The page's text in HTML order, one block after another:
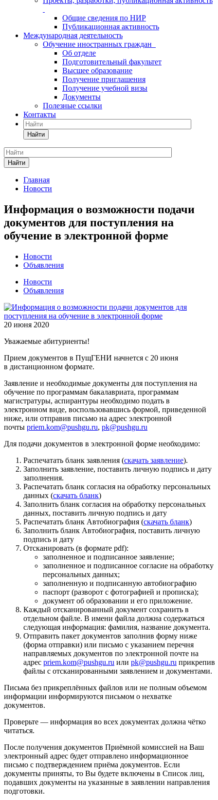
Общие сведения по НИР
Публикационная активность
Международная деятельность
Обучение иностранных граждан
Об отделе
Подготовительный факультет
Высшее образование
Получение приглашения
Получение учебной визы
Документы
Полезные ссылки
Контакты
Найти
Найти
Главная
Новости
Информация о возможности подачи
документов для поступления на
обучение в электронной форме
Новости
Объявления
Новости
Объявления
20 июня 2020
Уважаемые абитуриенты!
Прием документов в ПущГЕНИ начнется с 20 июня
в дистанционном формате.
Заявление и необходимые документы для поступления на
обучение по программам бакалавриата, программам
магистратуры, аспирантуры необходимо подать в
электронном виде, воспользовавшись формой, приведенной
ниже, или отправив письмо на адрес электронной
почты priem.kom@pushgu.ru, pk@pushgu.ru
Для подачи документов в электронной форме необходимо:
Распечатать бланк заявления (скачать заявление).
Заполнить заявление, поставить личную подпись и дату
заполнения.
Распечатать бланк согласия на обработку персональных
данных (скачать бланк)
Заполнить бланк согласия на обработку персональных
данных, поставить личную подпись и дату
Распечатать бланк Автобиография (скачать бланк)
Заполнить бланк Автобиография, поставить личную
подпись и дату
Отсканировать (в формате pdf):
заполненное и подписанное заявление;
заполненное и подписанное согласие на обработку
персональных данных;
заполненную и подписанную автобиографию
паспорт (разворот с фотографией и прописка);
документ об образовании и его приложение.
Каждый отсканированный документ сохранить в
отдельном файле. В имени файла должна содержаться
следующая информация: фамилия, название документа.
Отправить пакет документов заполнив форму ниже
(форма отправки) или письмо с указанием перечня
направляемых документов по электронной почте на
адрес priem.kom@pushgu.ru или pk@pushgu.ru прикрепив
файлы с отсканированными заявлением и документами.
Письма без прикреплённых файлов или не полным объемом
информации информируются письмом о нехватке
документов.
Проверьте — информация во всех документах должна чётко
читаться.
После получения документов Приёмной комиссией на Ваш
электронный адрес будет отправлено информационное
письмо с подтверждением приёма документов. Если
документы приняты, то Вы будете включены в Список лиц,
подавших документы на указанные в заявлении направления
подготовки.